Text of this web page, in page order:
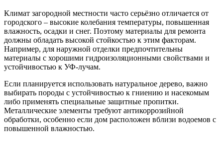
Климат загородной местности часто серьёзно отличается от
городского – высокие колебания температуры, повышенная
влажность, осадки и снег. Поэтому материалы для ремонта
должны обладать высокой стойкостью к этим факторам.
Например, для наружной отделки предпочтительны
материалы с хорошими гидроизоляционными свойствами и
устойчивостью к УФ-лучам.
Если планируется использовать натуральное дерево, важно
выбирать породы с устойчивостью к гниению и насекомым
либо применять специальные защитные пропитки.
Металлические элементы требуют антикоррозийной
обработки, особенно если дом расположен вблизи водоемов с
повышенной влажностью.